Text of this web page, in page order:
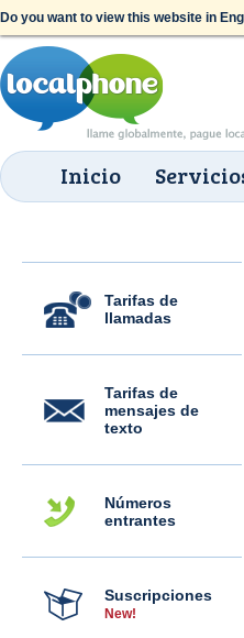
Do you want to view this website in
Inicio
Tarifas de
llamadas
Tarifas de
mensajes de
texto
Números
entrantes
Suscripciones
New!